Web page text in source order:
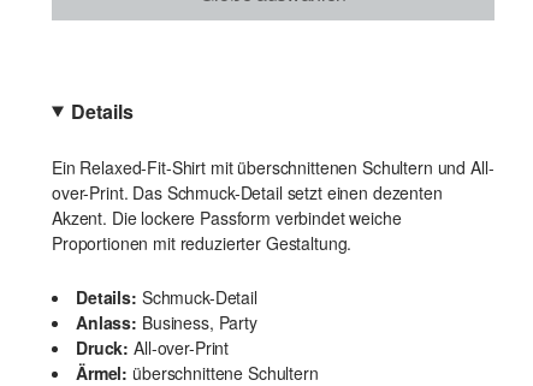
Details
Ein Relaxed-Fit-Shirt mit überschnittenen Schultern und All-
over-Print. Das Schmuck-Detail setzt einen dezenten
Akzent. Die lockere Passform verbindet weiche
Proportionen mit reduzierter Gestaltung.
Details: Schmuck-Detail
Anlass: Business, Party
Druck: All-over-Print
Ärmel: überschnittene Schultern